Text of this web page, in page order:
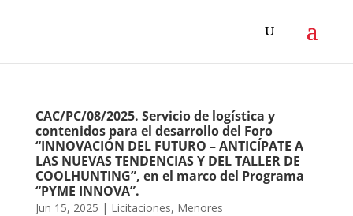
CAC/PC/08/2025. Servicio de logística y
contenidos para el desarrollo del Foro
“INNOVACIÓN DEL FUTURO – ANTICÍPATE A
LAS NUEVAS TENDENCIAS Y DEL TALLER DE
COOLHUNTING”, en el marco del Programa
“PYME INNOVA”.
Jun 15, 2025 | Licitaciones, Menores